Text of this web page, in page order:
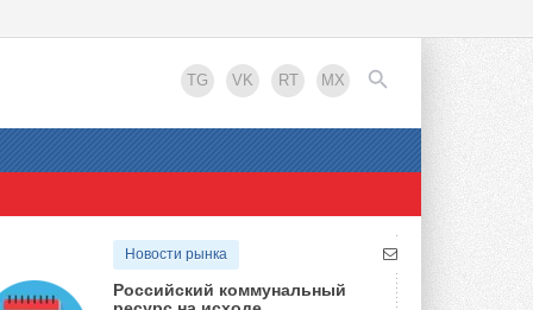
TG VK RT MX
EN
Новости рынка
Российский коммунальный